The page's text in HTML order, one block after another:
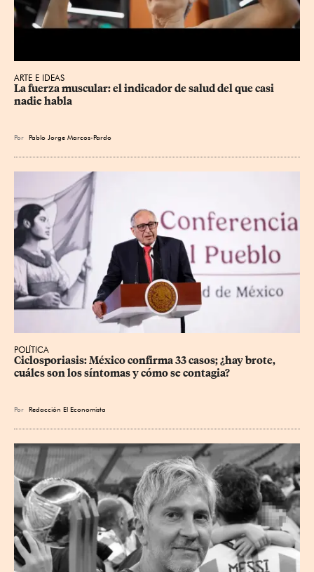
ARTE E IDEAS
La fuerza muscular: el indicador de salud del que casi
nadie habla
Por Pablo Jorge Marcos-Pardo
POLÍTICA
Ciclosporiasis: México confirma 33 casos; ¿hay brote,
cuáles son los síntomas y cómo se contagia?
Por Redacción El Economista